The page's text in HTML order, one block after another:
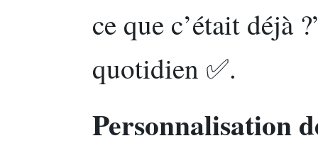
ce que c’était déjà
quotidien ✅.
Personnalisation